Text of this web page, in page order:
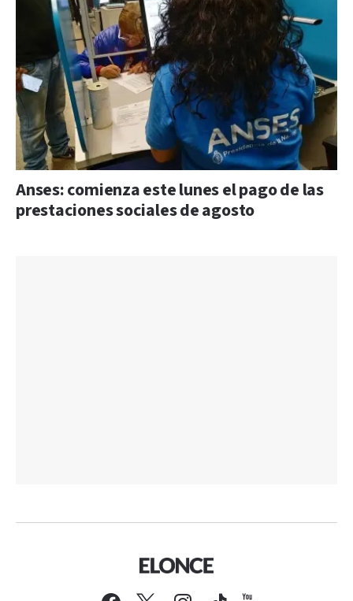
Anses: comienza este lunes el pago de las
prestaciones sociales de agosto